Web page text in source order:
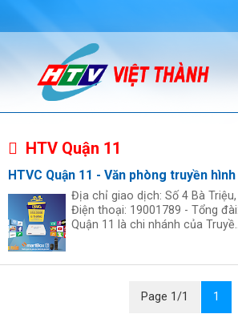
HTV Quận 11
HTVC Quận 11 - Văn phòng truyền
Địa chỉ giao dịch: Số 4 Bà Triệu,
Điện thoại: 19001789 - Tổng
Quận 11 là chi nhánh của
Page 1/1 1